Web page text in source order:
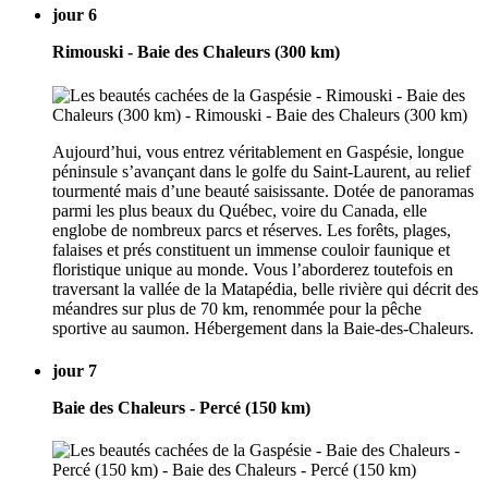
jour 6
Rimouski - Baie des Chaleurs (300 km)
Aujourd’hui, vous entrez véritablement en Gaspésie, longue
péninsule s’avançant dans le golfe du Saint-Laurent, au relief
tourmenté mais d’une beauté saisissante. Dotée de panoramas
parmi les plus beaux du Québec, voire du Canada, elle
englobe de nombreux parcs et réserves. Les forêts, plages,
falaises et prés constituent un immense couloir faunique et
floristique unique au monde. Vous l’aborderez toutefois en
traversant la vallée de la Matapédia, belle rivière qui décrit des
méandres sur plus de 70 km, renommée pour la pêche
sportive au saumon. Hébergement dans la Baie-des-Chaleurs.
jour 7
Baie des Chaleurs - Percé (150 km)